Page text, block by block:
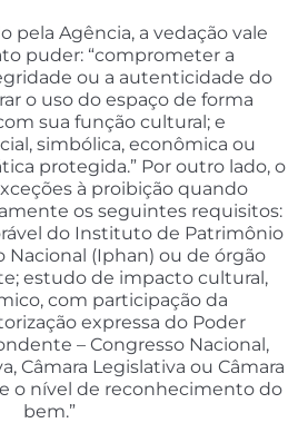
pela Agência, a vedação vale
puder: “comprometer a
ou a autenticidade do
o uso do espaço de forma
sua função cultural; e
simbólica, econômica ou
protegida.” Por outro lado, o
à proibição quando
os seguintes requisitos:
do Instituto de Patrimônio
Nacional (Iphan) ou de órgão
estudo de impacto cultural,
com participação da
expressa do Poder
– Congresso Nacional,
Câmara Legislativa ou Câmara
o nível de reconhecimento do
bem.”